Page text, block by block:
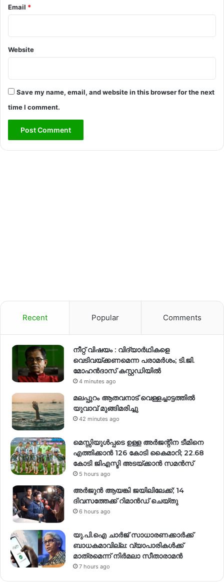
Email *
Website
Save my name, email, and website in this browser for the next
time I comment.
Recent Popular Comments
നീറ്റ് വിഷയം : വിദ്യാർഥികളെ
വെടിവയ്ക്കണമെന്ന പരാമർശം; ടി.ജി.
മോഹൻദാസ് കസ്റ്റഡിയിൽ
4 minutes ago
മലപ്പുറം ആതവനാട് വെള്ളച്ചാട്ടത്തില്‍
യുവാവ് മുങ്ങിമരിച്ചു
42 minutes ago
മെസ്സിയുൾപ്പടെ ഉള്ള അർജന്റീന ടീമിനെ
എത്തിക്കാൻ 126 കോടി കൈമാറി; 22.68
കോടി ജിഎസ്ടി അടയ്ക്കാൻ സമൻസ്
5 hours ago
അർജുൻ ആയങ്കി ജയിലിലേക്ക്; 14
ദിവസത്തേക്ക് റിമാൻഡ് ചെയ്തു
6 hours ago
യു.പി.ഐ ചാർജ് സാധാരണക്കാർക്ക്
ബാധകമാവില്ല: വ്യാപാരികൾക്ക്
മാത്രമെന്ന് നിർമലാ സീതാരാമൻ
7 hours ago